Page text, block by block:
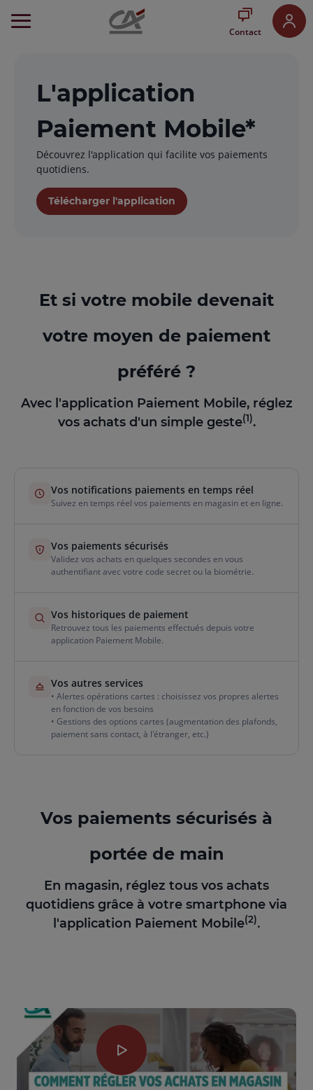
au
de
page
Contact
L'application
Paiement Mobile*
Découvrez l'application qui facilite vos paiements
quotidiens.
Télécharger l'application
Et si votre mobile devenait
votre moyen de paiement
préféré ?
Avec l'application Paiement Mobile, réglez
vos achats d'un simple geste(1).
Vos notifications paiements en temps réel
Suivez en temps réel vos paiements en magasin et en ligne.
Vos paiements sécurisés
Validez vos achats en quelques secondes en vous
authentifiant avec votre code secret ou la biométrie.
Vos historiques de paiement
Retrouvez tous les paiements effectués depuis votre
application Paiement Mobile.
Vos autres services
• Alertes opérations cartes : choisissez vos propres alertes
en fonction de vos besoins
• Gestions des options cartes (augmentation des plafonds,
paiement sans contact, à l'étranger, etc.)
Vos paiements sécurisés à
portée de main
En magasin, réglez tous vos achats
quotidiens grâce à votre smartphone via
l'application Paiement Mobile(2).